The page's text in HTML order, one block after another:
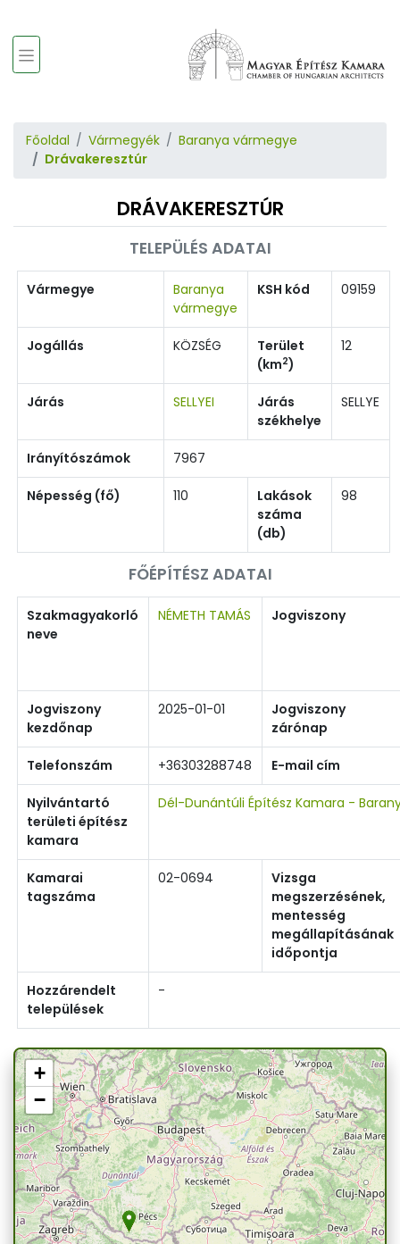
Főoldal Vármegyék
Baranya vármegye
Drávakeresztúr
DRÁVAKERESZTÚR
TELEPÜLÉS ADATAI
Vármegye
Baranya
vármegye
KSH kód 09159
Jogállás KÖZSÉG
Terület
(km2)
12
Járás SELLYEI
Járás
székhelye
SELLYE
Irányítószámok 7967
Népesség (fő) 110
Lakások
száma
(db)
98
FŐÉPÍTÉSZ ADATAI
Szakmagyakorló
neve
NÉMETH TAMÁS Jogviszony
Jogviszony
kezdőnap
2025-01-01
Jogviszony
zárónap
Telefonszám +36303288748 E-mail cím
Nyilvántartó
területi építész
kamara
Dél-Dunántúli Építész Kamara -
Kamarai
tagszáma
02-0694
Vizsga
megszerzésének,
mentesség
megállapításának
időpontja
Hozzárendelt
települések
-
+
−